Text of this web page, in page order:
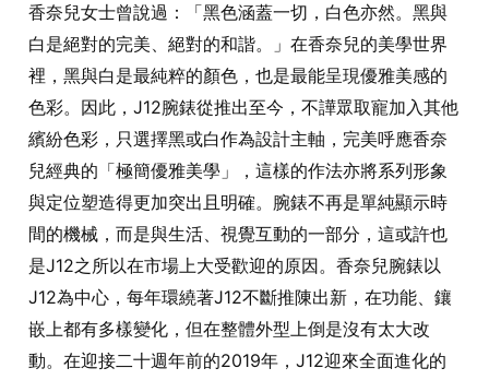
香奈兒女士曾說過：「黑色涵蓋一切，白色亦然。黑與
白是絕對的完美、絕對的和諧。」在香奈兒的美學世界
裡，黑與白是最純粹的顏色，也是最能呈現優雅美感的
色彩。因此，J12腕錶從推出至今，不譁眾取寵加入其他
繽紛色彩，只選擇黑或白作為設計主軸，完美呼應香奈
兒經典的「極簡優雅美學」，這樣的作法亦將系列形象
與定位塑造得更加突出且明確。腕錶不再是單純顯示時
間的機械，而是與生活、視覺互動的一部分，這或許也
是J12之所以在市場上大受歡迎的原因。香奈兒腕錶以
J12為中心，每年環繞著J12不斷推陳出新，在功能、鑲
嵌上都有多樣變化，但在整體外型上倒是沒有太大改
動。在迎接二十週年前的2019年，J12迎來全面進化的